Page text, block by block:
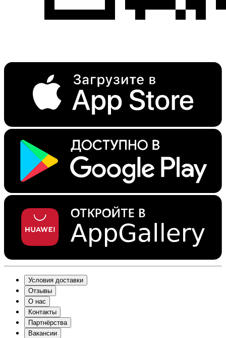
Условия доставки
Отзывы
О нас
Контакты
Партнёрства
Вакансии